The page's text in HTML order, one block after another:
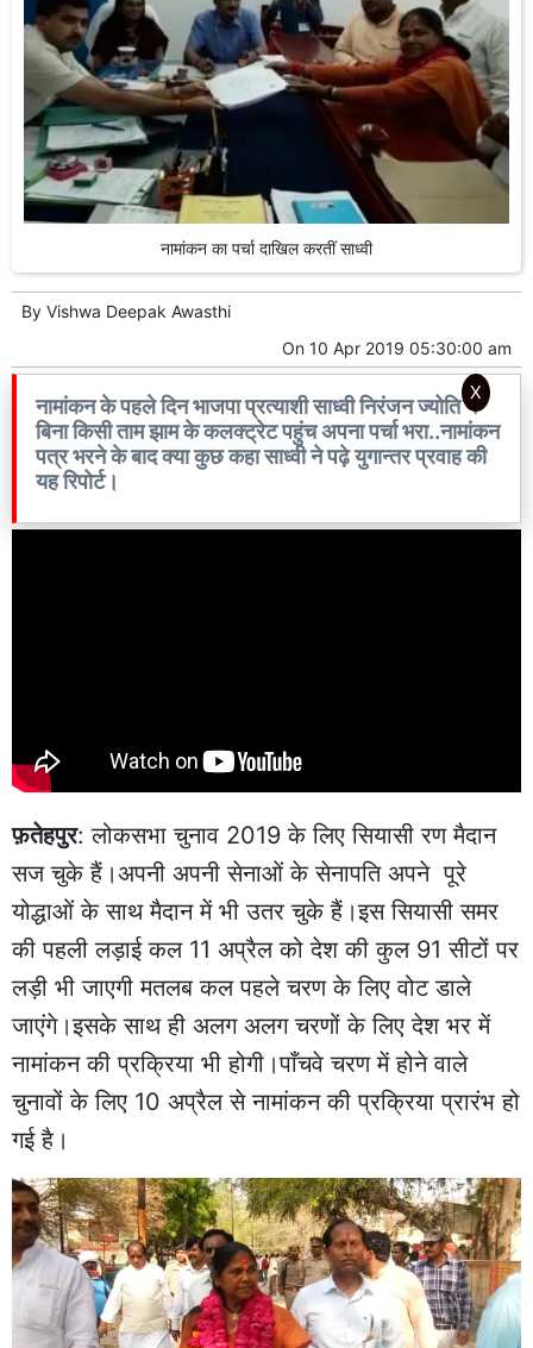
नामांकन का पर्चा दाखिल करतीं साध्वी
By Vishwa Deepak Awasthi
On 10 Apr 2019 05:30:00 am
नामांकन के पहले दिन भाजपा प्रत्याशी साध्वी निरंजन ज्योति ने
बिना किसी ताम झाम के कलक्ट्रेट पहुंच अपना पर्चा भरा..नामांकन
पत्र भरने के बाद क्या कुछ कहा साध्वी ने पढ़े युगान्तर प्रवाह की
यह रिपोर्ट।
फ़तेहपुर: लोकसभा चुनाव 2019 के लिए सियासी रण मैदान
सज चुके हैं।अपनी अपनी सेनाओं के सेनापति अपने पूरे
योद्धाओं के साथ मैदान में भी उतर चुके हैं।इस सियासी समर
की पहली लड़ाई कल 11 अप्रैल को देश की कुल 91 सीटों पर
लड़ी भी जाएगी मतलब कल पहले चरण के लिए वोट डाले
जाएंगे।इसके साथ ही अलग अलग चरणों के लिए देश भर में
नामांकन की प्रक्रिया भी होगी।पाँचवे चरण में होने वाले
चुनावों के लिए 10 अप्रैल से नामांकन की प्रक्रिया प्रारंभ हो
गई है।
X